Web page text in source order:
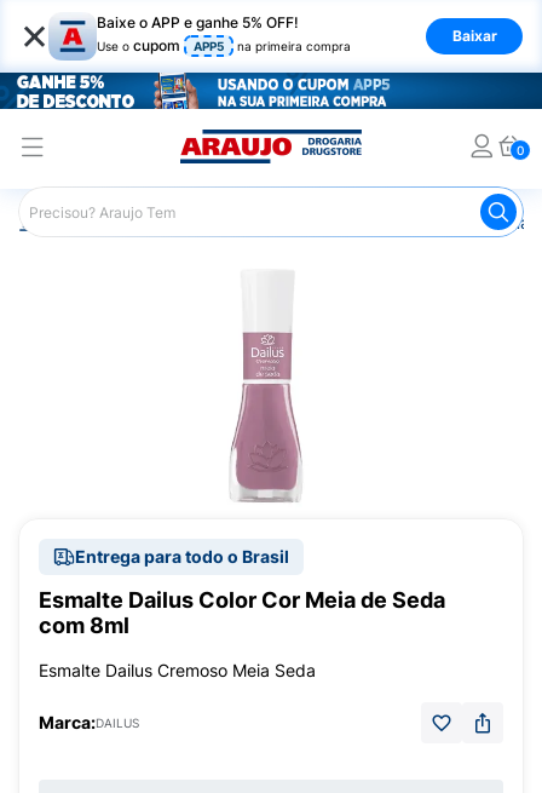
× Baixe o APP e ganhe 5% OFF!
Use o cupom APP5 na primeira compra
Baixar
0
Araujo Beleza e Cuidados
Entrega para todo o Brasil
Esmalte Dailus Color Cor Meia de Seda
com 8ml
Esmalte Dailus Cremoso Meia Seda
Marca:DAILUS